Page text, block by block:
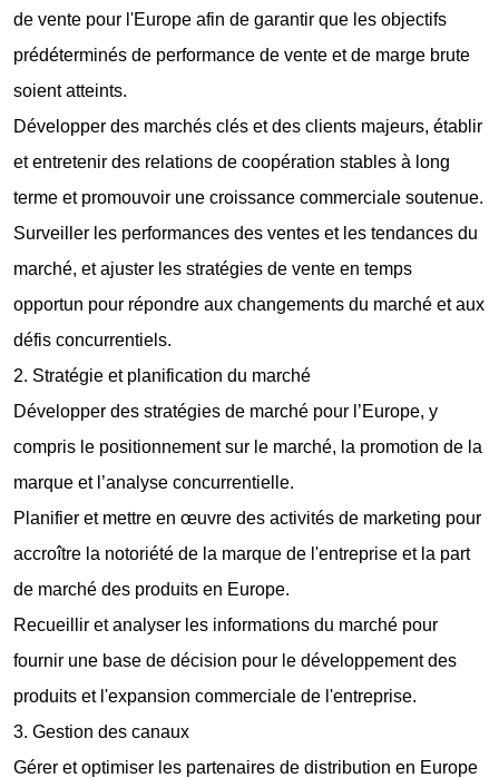
de vente pour l'Europe afin de garantir que les objectifs
prédéterminés de performance de vente et de marge brute
soient atteints.
Développer des marchés clés et des clients majeurs, établir
et entretenir des relations de coopération stables à long
terme et promouvoir une croissance commerciale soutenue.
Surveiller les performances des ventes et les tendances du
marché, et ajuster les stratégies de vente en temps
opportun pour répondre aux changements du marché et aux
défis concurrentiels.
2. Stratégie et planification du marché
Développer des stratégies de marché pour l’Europe, y
compris le positionnement sur le marché, la promotion de la
marque et l’analyse concurrentielle.
Planifier et mettre en œuvre des activités de marketing pour
accroître la notoriété de la marque de l'entreprise et la part
de marché des produits en Europe.
Recueillir et analyser les informations du marché pour
fournir une base de décision pour le développement des
produits et l'expansion commerciale de l'entreprise.
3. Gestion des canaux
Gérer et optimiser les partenaires de distribution en Europe